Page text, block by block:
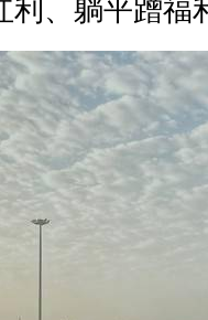
利、躺平蹭福